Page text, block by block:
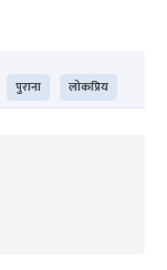
पुराना लोकप्रिय